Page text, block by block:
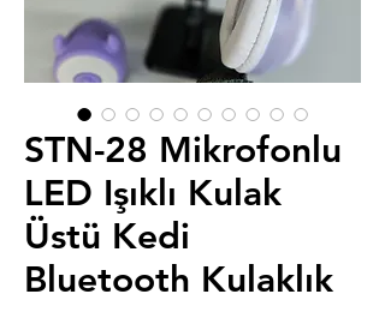
STN-28 Mikrofonlu
LED Işıklı Kulak
Üstü Kedi
Bluetooth Kulaklık